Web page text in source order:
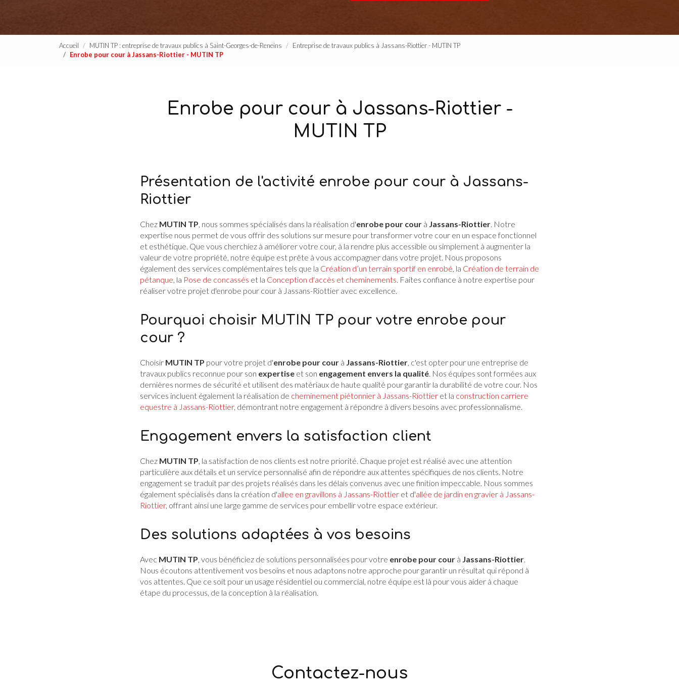
Accueil MUTIN TP : entreprise de travaux publics à Saint-Georges-de-Reneins
Entreprise de travaux publics à Jassans-Riottier - MUTIN TP
Enrobe pour cour à Jassans-Riottier - MUTIN TP
Enrobe pour cour à Jassans-Riottier -
MUTIN TP
Présentation de l'activité enrobe pour cour à Jassans-
Riottier
Chez MUTIN TP, nous sommes spécialisés dans la réalisation d'enrobe pour cour à Jassans-Riottier. Notre
expertise nous permet de vous offrir des solutions sur mesure pour transformer votre cour en un espace fonctionnel
et esthétique. Que vous cherchiez à améliorer votre cour, à la rendre plus accessible ou simplement à augmenter la
valeur de votre propriété, notre équipe est prête à vous accompagner dans votre projet. Nous proposons
également des services complémentaires tels que la Création d’un terrain sportif en enrobé, la Création de terrain de
pétanque, la Pose de concassés et la Conception d'accès et cheminements. Faites confiance à notre expertise pour
réaliser votre projet d'enrobe pour cour à Jassans-Riottier avec excellence.
Pourquoi choisir MUTIN TP pour votre enrobe pour
cour ?
Choisir MUTIN TP pour votre projet d'enrobe pour cour à Jassans-Riottier, c'est opter pour une entreprise de
travaux publics reconnue pour son expertise et son engagement envers la qualité. Nos équipes sont formées aux
dernières normes de sécurité et utilisent des matériaux de haute qualité pour garantir la durabilité de votre cour. Nos
services incluent également la réalisation de cheminement piétonnier à Jassans-Riottier et la construction carriere
equestre à Jassans-Riottier, démontrant notre engagement à répondre à divers besoins avec professionnalisme.
Engagement envers la satisfaction client
Chez MUTIN TP, la satisfaction de nos clients est notre priorité. Chaque projet est réalisé avec une attention
particulière aux détails et un service personnalisé afin de répondre aux attentes spécifiques de nos clients. Notre
engagement se traduit par des projets réalisés dans les délais convenus avec une finition impeccable. Nous sommes
également spécialisés dans la création d'allee en gravillons à Jassans-Riottier et d'allée de jardin en gravier à Jassans-
Riottier, offrant ainsi une large gamme de services pour embellir votre espace extérieur.
Des solutions adaptées à vos besoins
Avec MUTIN TP, vous bénéficiez de solutions personnalisées pour votre enrobe pour cour à Jassans-Riottier.
Nous écoutons attentivement vos besoins et nous adaptons notre approche pour garantir un résultat qui répond à
vos attentes. Que ce soit pour un usage résidentiel ou commercial, notre équipe est là pour vous aider à chaque
étape du processus, de la conception à la réalisation.
Contactez-nous